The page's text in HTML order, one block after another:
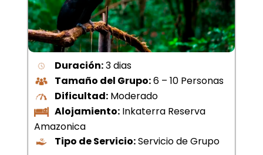
Duración:3 dias
Tamaño del Grupo:6 – 10 Personas
Dificultad:Moderado
Alojamiento:Inkaterra Reserva
Amazonica
Tipo de Servicio:Servicio de Grupo